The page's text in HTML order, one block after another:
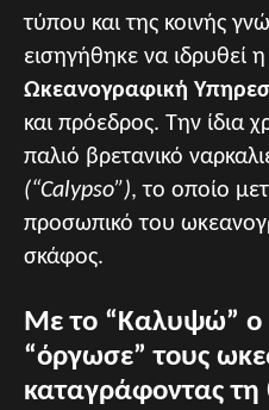
τύπου και της κοινής
εισηγήθηκε να ιδρυθεί η
Ωκεανογραφική
και πρόεδρος. Την ίδια
παλιό βρετανικό
(“Calypso”), το οποίο
προσωπικό του
σκάφος.
Με το “Καλυψώ” ο
“όργωσε” τους
καταγράφοντας